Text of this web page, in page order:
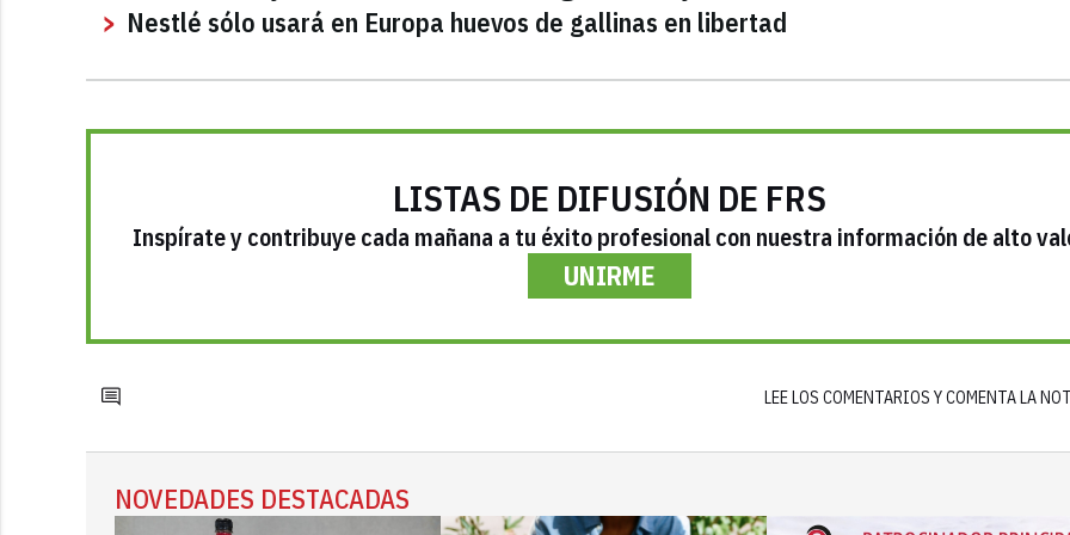
Nestlé sólo usará en Europa huevos de gallinas en libertad
LISTAS DE DIFUSIÓN DE FRS
Inspírate y contribuye cada mañana a tu éxito profesional con nuestra información de alto
UNIRME
LEE LOS COMENTARIOS Y COMENTA LA
NOVEDADES DESTACADAS